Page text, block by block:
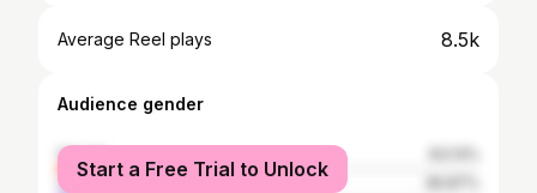
Average Reel plays 8.5k
Audience gender
female
male
Start a Free Trial to Unlock